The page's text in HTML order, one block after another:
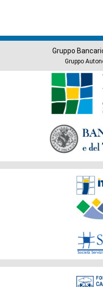
Gruppo
Gruppo
Fondazione